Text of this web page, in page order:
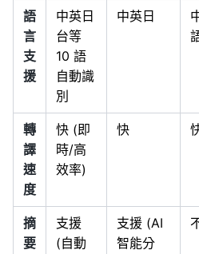
語
言
支
援
中英日
台等
10 語
自動識
別
中英日
轉
譯
速
度
快 (即
時/高
效率)
快
摘
要
支援
(自動
支援 (AI
智能分